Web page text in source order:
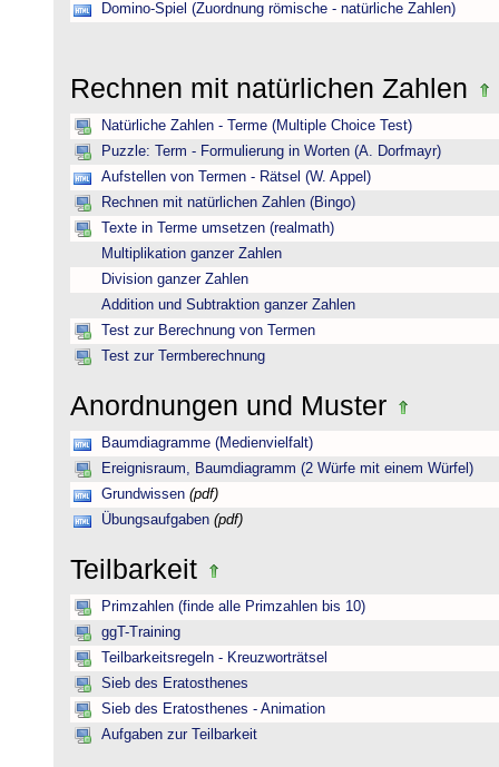
Domino-Spiel (Zuordnung römische - natürliche Zahlen)
Rechnen mit natürlichen Zahlen
Natürliche Zahlen - Terme (Multiple Choice Test)
Puzzle: Term - Formulierung in Worten (A. Dorfmayr)
Aufstellen von Termen - Rätsel (W. Appel)
Rechnen mit natürlichen Zahlen (Bingo)
Texte in Terme umsetzen (realmath)
Multiplikation ganzer Zahlen
Division ganzer Zahlen
Addition und Subtraktion ganzer Zahlen
Test zur Berechnung von Termen
Test zur Termberechnung
Anordnungen und Muster
Baumdiagramme (Medienvielfalt)
Ereignisraum, Baumdiagramm (2 Würfe mit einem Würfel)
Grundwissen (pdf)
Übungsaufgaben (pdf)
Teilbarkeit
Primzahlen (finde alle Primzahlen bis 10)
ggT-Training
Teilbarkeitsregeln - Kreuzworträtsel
Sieb des Eratosthenes
Sieb des Eratosthenes - Animation
Aufgaben zur Teilbarkeit